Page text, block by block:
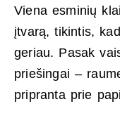
Viena esminių
įtvarą, tikintis,
geriau. Pasak
priešingai –
pripranta prie